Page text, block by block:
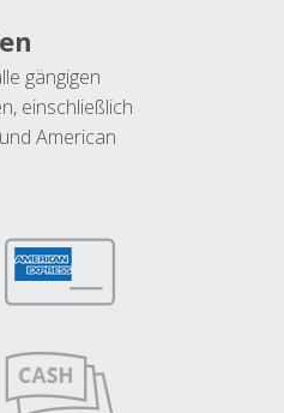
gängigen
einschließlich
American